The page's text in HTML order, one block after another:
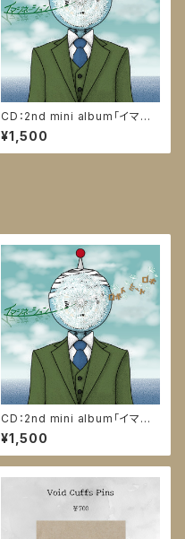
CD：2nd mini album「イマジ
ネーション」
¥1,500
CD：2nd mini album「イマジ
ネーション」
¥1,500